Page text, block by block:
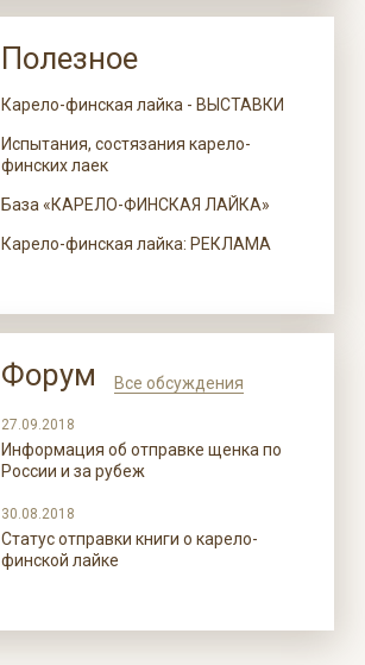
Полезное
Карело-финская лайка - ВЫСТАВКИ
Испытания, состязания карело-
финских лаек
База «КАРЕЛО-ФИНСКАЯ ЛАЙКА»
Карело-финская лайка: РЕКЛАМА
Форум Все обсуждения
27.09.2018
Информация об отправке щенка по
России и за рубеж
30.08.2018
Статус отправки книги о карело-
финской лайке